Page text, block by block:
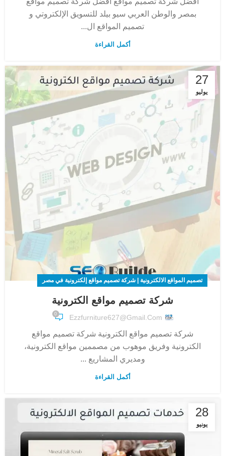
بمصر والوطن العربي سيو بيلد للتسويق الإلكتروتي و
تصميم المواقع ال...
أكمل القراءة
27
يوليو
تصميم المواقع الالكترونية | شركة تصميم مواقع إلكترونية في مصر
شركة تصميم مواقع الكترونية
Ezzfurniture627@gmail.com
0
شركة تصميم مواقع الكترونية شركة تصميم مواقع
الكترونية وفريق موهوب من مصممين مواقع الكترونية،
ومديري المشاريع ...
أكمل القراءة
28
يونيو